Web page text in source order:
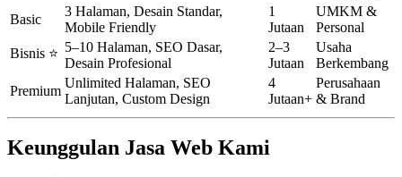
Basic
3 Halaman, Desain Standar,
Mobile Friendly
1
Jutaan
UMKM &
Personal
Bisnis ⭐ 5–10 Halaman, SEO Dasar,
Desain Profesional
2–3
Jutaan
Usaha
Berkembang
Premium
Unlimited Halaman, SEO
Lanjutan, Custom Design
4
Jutaan+
Perusahaan
& Brand
Keunggulan Jasa Web Kami